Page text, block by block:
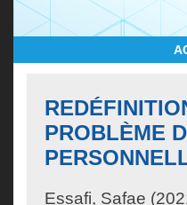
PROBLÈME
Essafi, Safae